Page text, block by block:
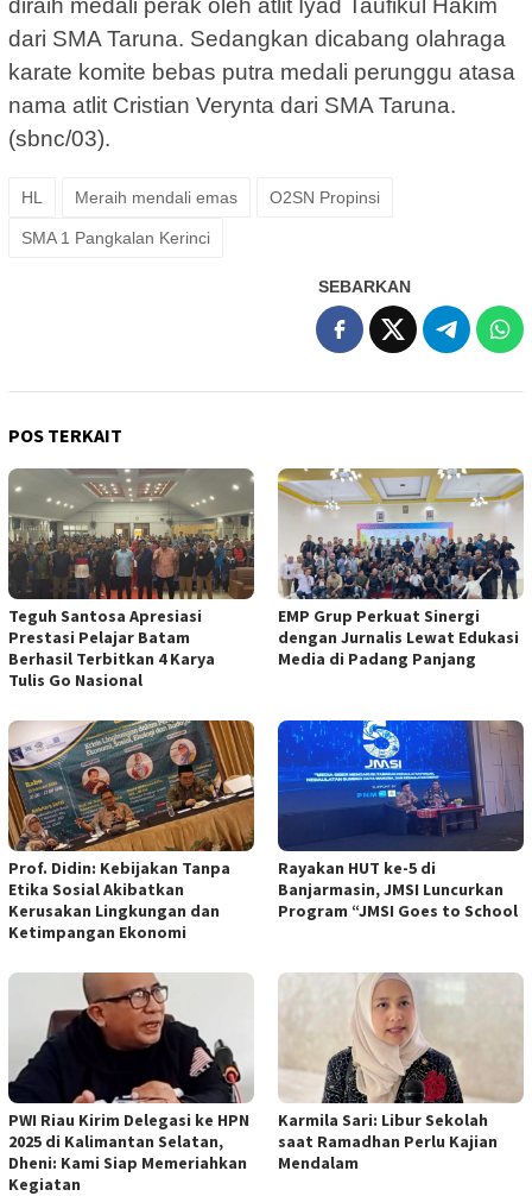
diraih medali perak oleh atlit Iyad Taufikul Hakim
dari SMA Taruna. Sedangkan dicabang olahraga
karate komite bebas putra medali perunggu atasa
nama atlit Cristian Verynta dari SMA Taruna.
(sbnc/03).
HL Meraih mendali emas O2SN Propinsi
SMA 1 Pangkalan Kerinci
SEBARKAN
POS TERKAIT
Teguh Santosa Apresiasi
Prestasi Pelajar Batam
Berhasil Terbitkan 4 Karya
Tulis Go Nasional
EMP Grup Perkuat Sinergi
dengan Jurnalis Lewat Edukasi
Media di Padang Panjang
Prof. Didin: Kebijakan Tanpa
Etika Sosial Akibatkan
Kerusakan Lingkungan dan
Ketimpangan Ekonomi
Rayakan HUT ke-5 di
Banjarmasin, JMSI Luncurkan
Program “JMSI Goes to School
PWI Riau Kirim Delegasi ke HPN
2025 di Kalimantan Selatan,
Dheni: Kami Siap Memeriahkan
Kegiatan
Karmila Sari: Libur Sekolah
saat Ramadhan Perlu Kajian
Mendalam